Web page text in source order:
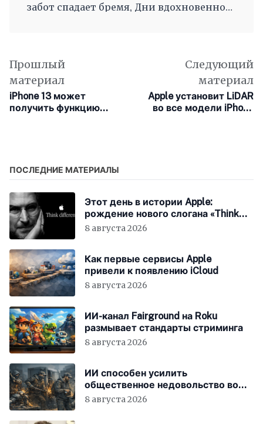
забот спадает бремя, Дни вдохновенного
Прошлый
материал
iPhone 13 может
получить функцию
Следующий
материал
Apple установит LiDAR
во все модели iPhone
ПОСЛЕДНИЕ МАТЕРИАЛЫ
Этот день в истории Apple:
рождение нового слогана «Think
Different»
8 августа 2026
Как первые сервисы Apple
привели к появлению iCloud
8 августа 2026
ИИ-канал Fairground на Roku
размывает стандарты стриминга
8 августа 2026
ИИ способен усилить
общественное недовольство во
всём мире
8 августа 2026